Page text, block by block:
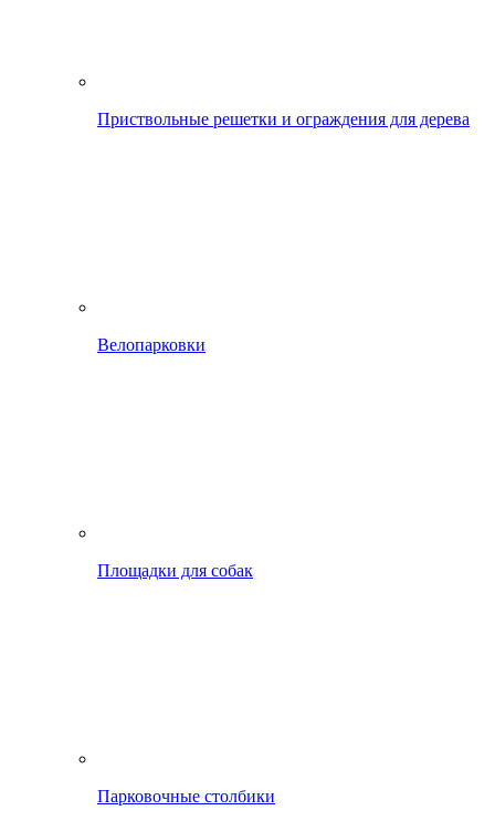
Приствольные решетки и ограждения для дерева
Велопарковки
Площадки для собак
Парковочные столбики